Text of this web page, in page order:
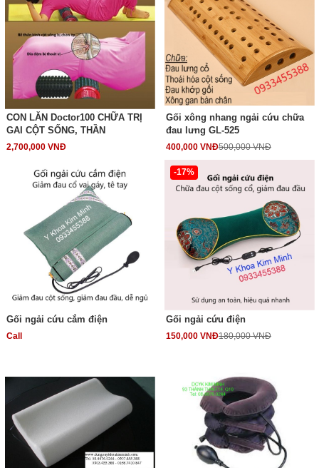
CON LĂN Doctor100 CHỮA TRỊ
GAI CỘT SỐNG, THẦN
2,700,000 VNĐ
Gối xông nhang ngải cứu chữa
đau lưng GL-525
400,000 VNĐ500,000 VNĐ
Gối ngải cứu cắm điện
Call
-17%
Gối ngải cứu điện
150,000 VNĐ180,000 VNĐ